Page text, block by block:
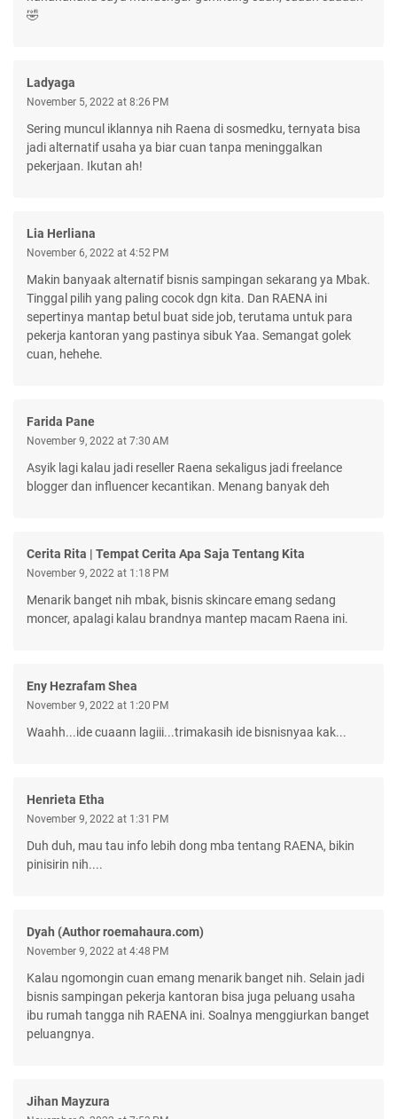
🤣
Ladyaga
November 5, 2022 at 8:26 PM
Sering muncul iklannya nih Raena di sosmedku, ternyata bisa
jadi alternatif usaha ya biar cuan tanpa meninggalkan
pekerjaan. Ikutan ah!
Lia Herliana
November 6, 2022 at 4:52 PM
Makin banyaak alternatif bisnis sampingan sekarang ya Mbak.
Tinggal pilih yang paling cocok dgn kita. Dan RAENA ini
sepertinya mantap betul buat side job, terutama untuk para
pekerja kantoran yang pastinya sibuk Yaa. Semangat golek
cuan, hehehe.
Farida Pane
November 9, 2022 at 7:30 AM
Asyik lagi kalau jadi reseller Raena sekaligus jadi freelance
blogger dan influencer kecantikan. Menang banyak deh
Cerita Rita | Tempat Cerita Apa Saja Tentang Kita
November 9, 2022 at 1:18 PM
Menarik banget nih mbak, bisnis skincare emang sedang
moncer, apalagi kalau brandnya mantep macam Raena ini.
Eny Hezrafam Shea
November 9, 2022 at 1:20 PM
Waahh...ide cuaann lagiii...trimakasih ide bisnisnyaa kak...
Henrieta Etha
November 9, 2022 at 1:31 PM
Duh duh, mau tau info lebih dong mba tentang RAENA, bikin
pinisirin nih....
Dyah (Author roemahaura.com)
November 9, 2022 at 4:48 PM
Kalau ngomongin cuan emang menarik banget nih. Selain jadi
bisnis sampingan pekerja kantoran bisa juga peluang usaha
ibu rumah tangga nih RAENA ini. Soalnya menggiurkan banget
peluangnya.
Jihan Mayzura